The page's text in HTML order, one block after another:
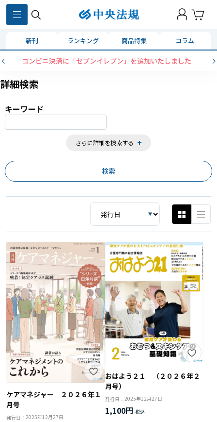
新刊 ランキング 商品特集 コラム
コンビニ決済に「セブンイレブン」を追加いたしました
詳細検索
キーワード
さらに詳細を検索する
859
ケアマネジャー ２０２６年１
月号
発行日：2025年12月27日
おはよう２１ （２０２６年２
月号）
発行日： 2025年12月27日
1,100円